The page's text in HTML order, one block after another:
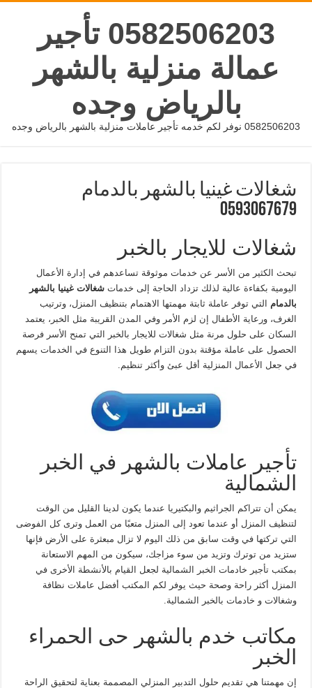
0582506203 تأجير
عمالة منزلية بالشهر
بالرياض وجده
0582506203 نوفر لكم خدمه تأجير عاملات منزلية بالشهر بالرياض وجده
شغالات غينيا بالشهر بالدمام
0593067679
شغالات للايجار بالخبر
تبحث الكثير من الأسر عن خدمات موثوقة تساعدهم في إدارة الأعمال
اليومية بكفاءة عالية لذلك تزداد الحاجة إلى خدماتشغالات غينيا بالشهر
بالدمام التي توفر عاملة ثابتة مهمتها الاهتمام بتنظيف المنزل، وترتيب
الغرف، ورعاية الأطفال إن لزم الأمر وفي المدن القريبة مثل الخبر، يعتمد
السكان على حلول مرنة مثل شغالات للايجار بالخبر التي تمنح الأسر فرصة
الحصول على عاملة مؤقتة بدون التزام طويل هذا التنوع في الخدمات يسهم
في جعل الأعمال المنزلية أقل عبئ وأكثر تنظيم.
تأجير عاملات بالشهر في الخبر
الشمالية
يمكن أن تتراكم الجراثيم والبكتيريا عندما يكون لدينا القليل من الوقت
لتنظيف المنزل أو عندما تعود إلى المنزل متعبًا من العمل وترى كل الفوضى
التي تركتها في وقت سابق من ذلك اليوم لا تزال مبعثرة على الأرض فإنها
ستزيد من توترك وتزيد من سوء مزاجك، سيكون من المهم الاستعانة
بمكتب تأجير خادمات الخبر الشمالية لجعل القيام بالأنشطة الأخرى في
المنزل أكثر راحة وصحة حيث يوفر لكم المكتب أفضل عاملات نظافة
وشغالات و خادمات بالخبر الشمالية.
مكاتب خدم بالشهر حى الحمراء
الخبر
إن مهمتنا هي تقديم حلول التدبير المنزلي المصممة بعناية لتحقيق الراحة